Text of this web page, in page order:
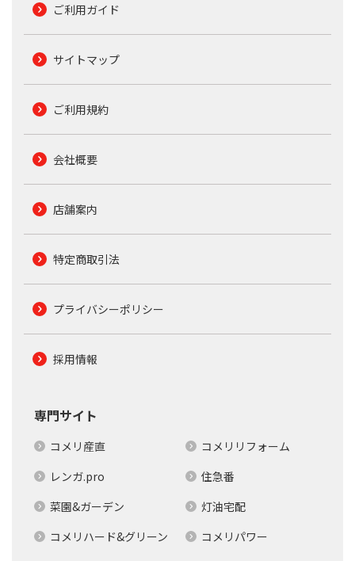
ご利用ガイド
サイトマップ
ご利用規約
会社概要
店舗案内
特定商取引法
プライバシーポリシー
採用情報
専門サイト
コメリ産直
コメリリフォーム
レンガ.pro
住急番
菜園&ガーデン
灯油宅配
コメリハード&グリーン
コメリパワー